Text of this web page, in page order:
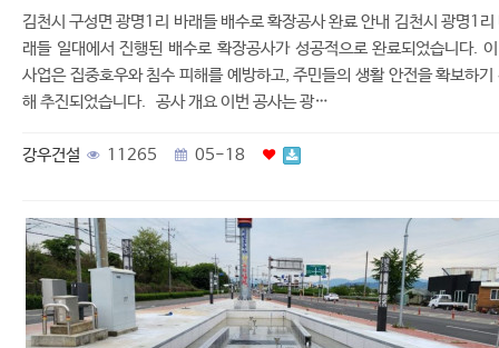
김천시 구성면 광명1리 바래들 배수로 확장공사 완료 안내 김천시 광명1리
래들 일대에서 진행된 배수로 확장공사가 성공적으로 완료되었습니다.
사업은 집중호우와 침수 피해를 예방하고, 주민들의 생활 안전을 확보하기
해 추진되었습니다. 공사 개요 이번 공사는 광…
강우건설 11265 05-18